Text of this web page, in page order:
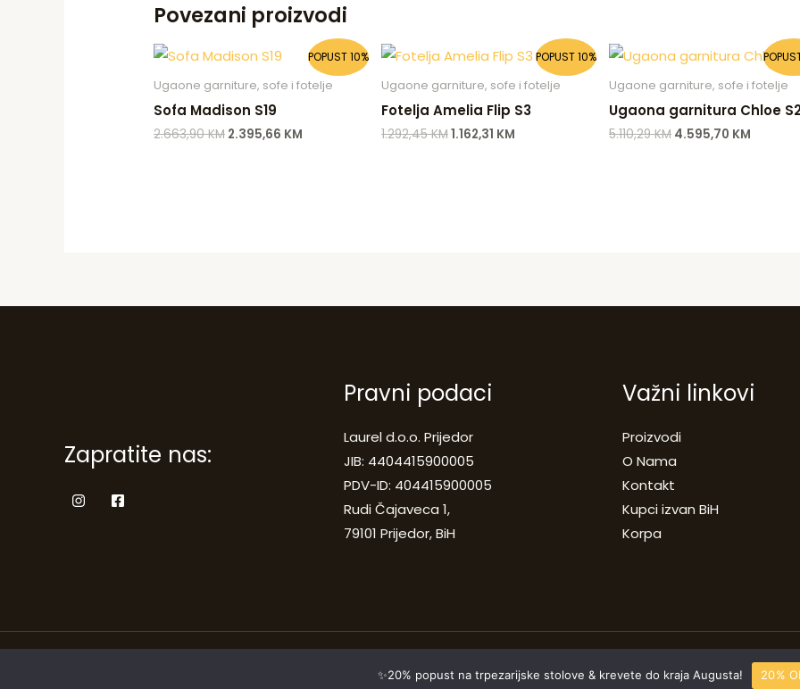
Povezani proizvodi
POPUST 10%
Ugaone garniture, sofe i fotelje
Sofa Madison S19
2.663,90KM
Original
price
was:
2.663,90 KM.
2.395,66 KM
Current
price
is:
2.395,66 KM.
POPUST 10%
Ugaone garniture, sofe i fotelje
Fotelja Amelia Flip S3
1.292,45KM
Original
price
was:
1.292,45 KM.
1.162,31 KM
Current
price
is:
1.162,31 KM.
Ugaone garniture, sofe i fotelje
Ugaona garnitura Chloe
5.110,29KM
Original
price
was:
5.110,29 KM.
4.595,70 KM
Current
price
is:
Zapratite nas:
Pravni podaci
Laurel d.o.o. Prijedor
JIB: 4404415900005
PDV-ID: 404415900005
Rudi Čajaveca 1,
79101 Prijedor, BiH
Važni linkovi
Proizvodi
O Nama
Kontakt
Kupci izvan BiH
Korpa
✨20% popust na trpezarijske stolove & krevete do kraja Augusta! 20%